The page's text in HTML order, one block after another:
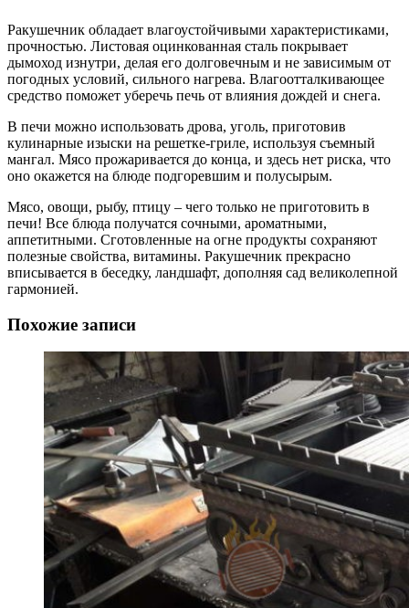
Ракушечник обладает влагоустойчивыми характеристиками,
прочностью. Листовая оцинкованная сталь покрывает
дымоход изнутри, делая его долговечным и не зависимым от
погодных условий, сильного нагрева. Влагоотталкивающее
средство поможет уберечь печь от влияния дождей и снега.
В печи можно использовать дрова, уголь, приготовив
кулинарные изыски на решетке-гриле, используя съемный
мангал. Мясо прожаривается до конца, и здесь нет риска, что
оно окажется на блюде подгоревшим и полусырым.
Мясо, овощи, рыбу, птицу – чего только не приготовить в
печи! Все блюда получатся сочными, ароматными,
аппетитными. Сготовленные на огне продукты сохраняют
полезные свойства, витамины. Ракушечник прекрасно
вписывается в беседку, ландшафт, дополняя сад великолепной
гармонией.
Похожие записи